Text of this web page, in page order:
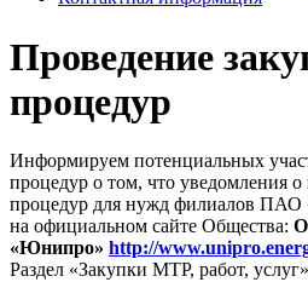
Проведение
процедур
Информируем потенциальных
процедур о том, что уведомления
процедур для нужд филиалов
на официальном сайте Общества:
«Юнипро» http://
Раздел «Закупки МТР, работ,